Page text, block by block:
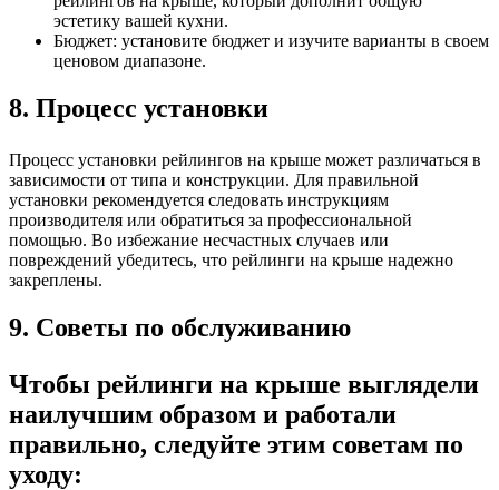
эстетику вашей кухни.
Бюджет: установите бюджет и изучите варианты в своем
ценовом диапазоне.
8. Процесс установки
Процесс установки рейлингов на крыше может различаться в
зависимости от типа и конструкции. Для правильной
установки рекомендуется следовать инструкциям
производителя или обратиться за профессиональной
помощью. Во избежание несчастных случаев или
повреждений убедитесь, что рейлинги на крыше надежно
закреплены.
9. Советы по обслуживанию
Чтобы рейлинги на крыше выглядели
наилучшим образом и работали
правильно, следуйте этим советам по
уходу: